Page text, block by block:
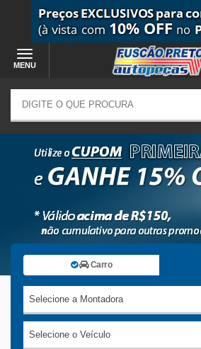
MENU
Carro
Selecione a Montadora
Selecione o Veículo